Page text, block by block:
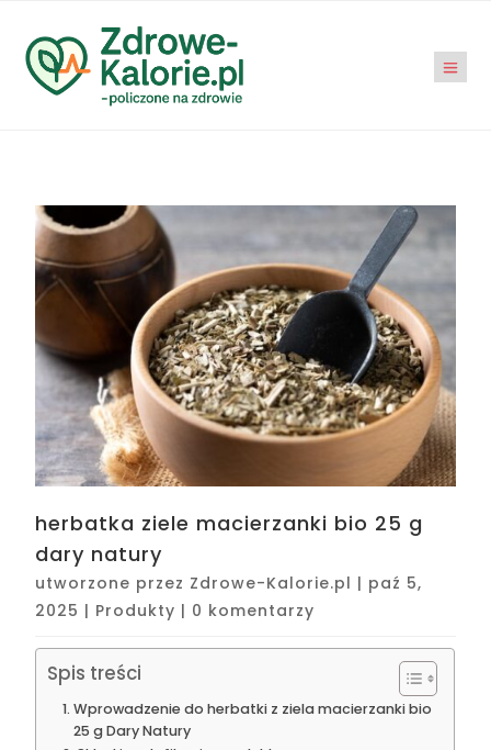
herbatka ziele macierzanki bio 25 g
dary natury
utworzone przez Zdrowe-Kalorie.pl | paź 5,
2025 | Produkty | 0 komentarzy
Spis treści
Wprowadzenie do herbatki z ziela macierzanki bio
25 g Dary Natury